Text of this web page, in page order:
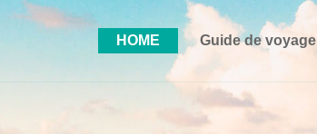
HOME Guide de voyage